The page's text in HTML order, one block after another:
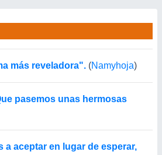
más reveladora". (Namyhoja)
pasemos unas hermosas
a aceptar en lugar de esperar,